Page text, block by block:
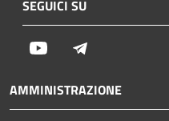
SEGUICI SU
Youtube
AMMINISTRAZIONE